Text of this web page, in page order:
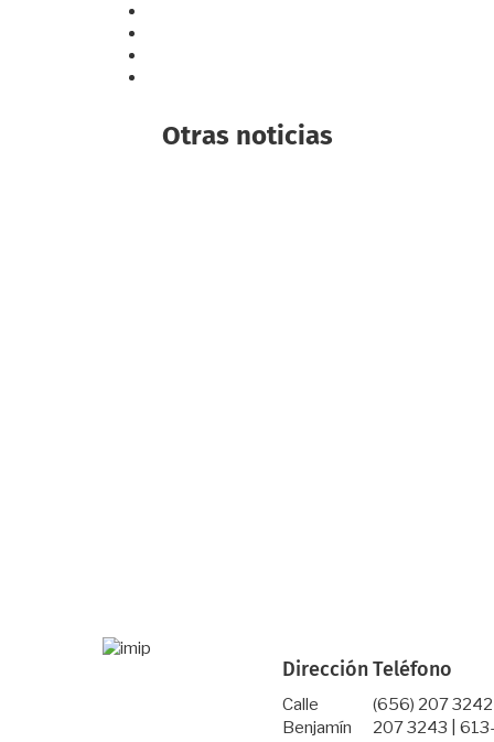
Otras noticias
Dirección
Calle
Benjamín
Teléfono
(656) 207
207 3243 |